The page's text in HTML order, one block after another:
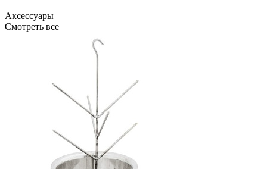
Аксессуары
Смотреть все